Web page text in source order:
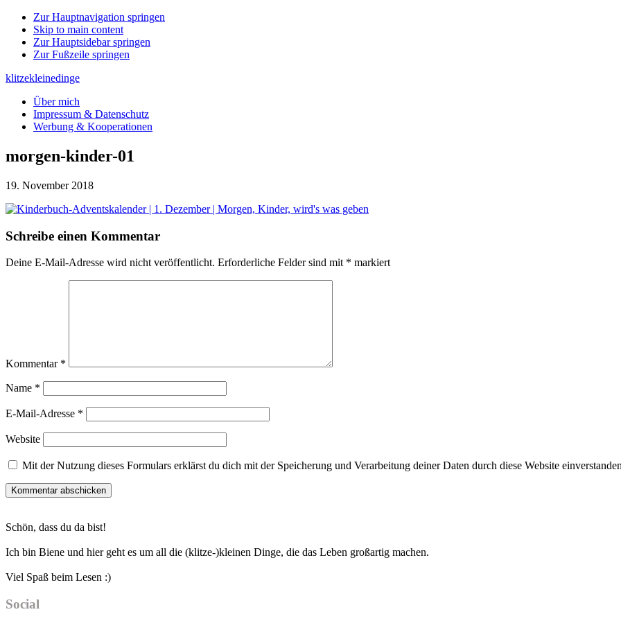
Zur Hauptnavigation springen
Skip to main content
Zur Hauptsidebar springen
Zur Fußzeile springen
klitzekleinedinge
Über mich
Impressum & Datenschutz
Werbung & Kooperationen
morgen-kinder-01
19. November 2018
Leser-
Schreibe einen Kommentar
Deine E-Mail-Adresse wird nicht veröffentlicht. Erforderliche Felder sind mit * markiert
Kommentar *
Name *
E-Mail-Adresse *
Website
Mit der Nutzung dieses Formulars erklärst du dich mit der Speicherung und Verarbeitung deiner Daten durch diese Website
Sidebar
Schön, dass du da bist!
Ich bin Biene und hier geht es um all die (klitze-)kleinen Dinge, die das Leben großartig machen.
Viel Spaß beim Lesen :)
Social